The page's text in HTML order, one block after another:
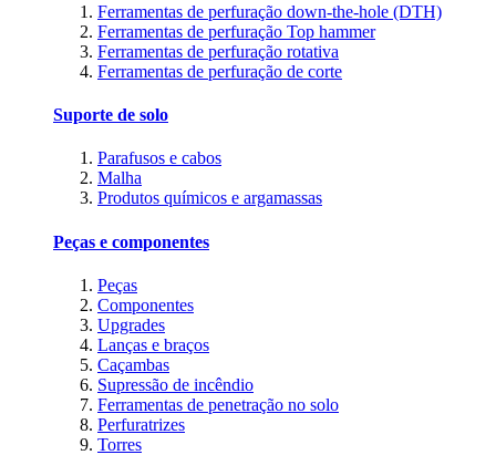
Ferramentas de perfuração down-the-hole (DTH)
Ferramentas de perfuração Top hammer
Ferramentas de perfuração rotativa
Ferramentas de perfuração de corte
Suporte de solo
Parafusos e cabos
Malha
Produtos químicos e argamassas
Peças e componentes
Peças
Componentes
Upgrades
Lanças e braços
Caçambas
Supressão de incêndio
Ferramentas de penetração no solo
Perfuratrizes
Torres